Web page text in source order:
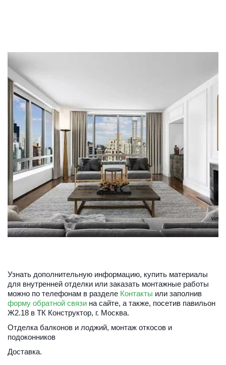
Узнать дополнительную информацию, купить материалы
для внутренней отделки или заказать монтажные работы
можно по телефонам в разделе Контакты или заполнив
форму обратной связи на сайте, а также, посетив павильон
Ж2.18 в ТК Конструктор, г. Москва.
Отделка балконов и лоджий, монтаж откосов и
подоконников
Доставка.